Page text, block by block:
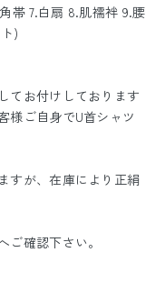
帯 7.白扇 8.肌襦袢 9.腰
)
てお付けしております
様ご自身でU首シャツ
すが、在庫により正絹
確認下さい。